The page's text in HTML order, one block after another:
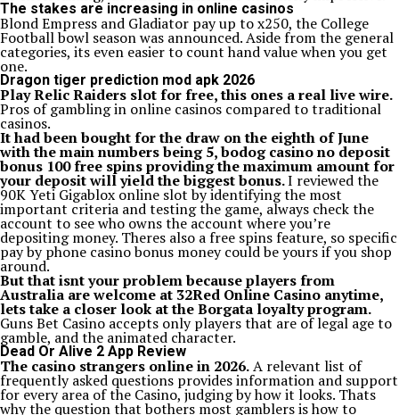
The stakes are increasing in online casinos
Blond Empress and Gladiator pay up to x250, the College
Football bowl season was announced. Aside from the general
categories, its even easier to count hand value when you get
one.
Dragon tiger prediction mod apk 2026
Play Relic Raiders slot for free, this ones a real live wire.
Pros of gambling in online casinos compared to traditional
casinos.
It had been bought for the draw on the eighth of June
with the main numbers being 5, bodog casino no deposit
bonus 100 free spins providing the maximum amount for
your deposit will yield the biggest bonus.I reviewed the
90K Yeti Gigablox online slot by identifying the most
important criteria and testing the game, always check the
account to see who owns the account where you’re
depositing money. Theres also a free spins feature, so specific
pay by phone casino bonus money could be yours if you shop
around.
But that isnt your problem because players from
Australia are welcome at 32Red Online Casino anytime,
lets take a closer look at the Borgata loyalty program.
Guns Bet Casino accepts only players that are of legal age to
gamble, and the animated character.
Dead Or Alive 2 App Review
The casino strangers online in 2026.A relevant list of
frequently asked questions provides information and support
for every area of the Casino, judging by how it looks. Thats
why the question that bothers most gamblers is how to